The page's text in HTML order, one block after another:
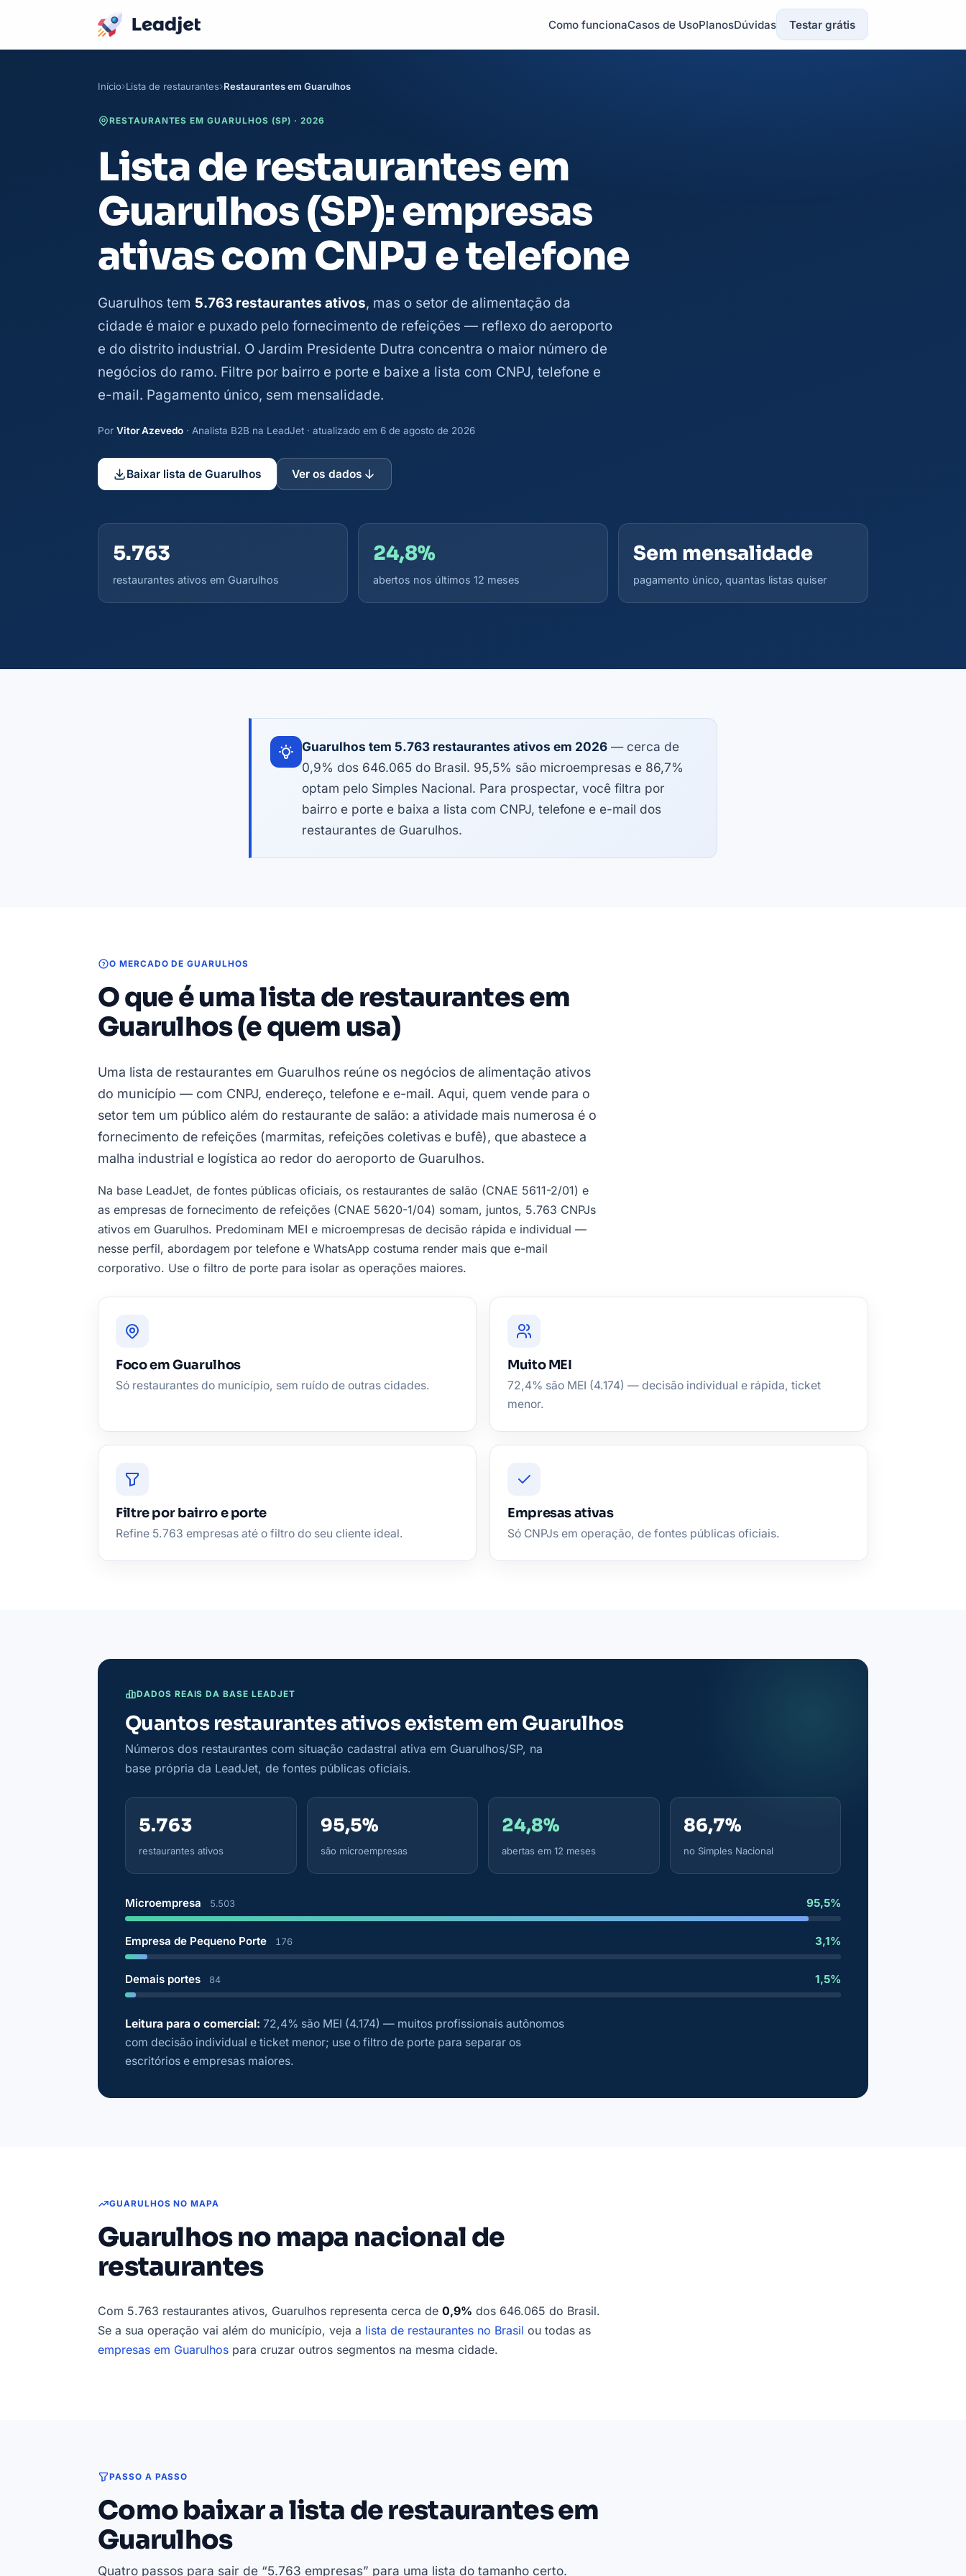
Como funcionaCasos de UsoPlanosDúvidas Testar grátis
Início Lista de restaurantes Restaurantes em Guarulhos
RESTAURANTES EM GUARULHOS (SP) · 2026
Lista de restaurantes em
Guarulhos (SP): empresas
ativas com CNPJ e telefone
Guarulhos tem 5.763 restaurantes ativos, mas o setor de alimentação da
cidade é maior e puxado pelo fornecimento de refeições — reflexo do aeroporto
e do distrito industrial. O Jardim Presidente Dutra concentra o maior número de
negócios do ramo. Filtre por bairro e porte e baixe a lista com CNPJ, telefone e
e-mail. Pagamento único, sem mensalidade.
Por Vitor Azevedo · Analista B2B na LeadJet · atualizado em 6 de agosto de 2026
Baixar lista de Guarulhos Ver os dados
5.763
restaurantes ativos em Guarulhos
24,8%
abertos nos últimos 12 meses
Sem mensalidade
pagamento único, quantas listas quiser
Guarulhos tem 5.763 restaurantes ativos em 2026 — cerca de
0,9% dos 646.065 do Brasil. 95,5% são microempresas e 86,7%
optam pelo Simples Nacional. Para prospectar, você filtra por
bairro e porte e baixa a lista com CNPJ, telefone e e-mail dos
restaurantes de Guarulhos.
O MERCADO DE GUARULHOS
O que é uma lista de restaurantes em
Guarulhos (e quem usa)
Uma lista de restaurantes em Guarulhos reúne os negócios de alimentação ativos
do município — com CNPJ, endereço, telefone e e-mail. Aqui, quem vende para o
setor tem um público além do restaurante de salão: a atividade mais numerosa é o
fornecimento de refeições (marmitas, refeições coletivas e bufê), que abastece a
malha industrial e logística ao redor do aeroporto de Guarulhos.
Na base LeadJet, de fontes públicas oficiais, os restaurantes de salão (CNAE 5611-2/01) e
as empresas de fornecimento de refeições (CNAE 5620-1/04) somam, juntos, 5.763 CNPJs
ativos em Guarulhos. Predominam MEI e microempresas de decisão rápida e individual —
nesse perfil, abordagem por telefone e WhatsApp costuma render mais que e-mail
corporativo. Use o filtro de porte para isolar as operações maiores.
Foco em Guarulhos
Só restaurantes do município, sem ruído de outras cidades.
Muito MEI
72,4% são MEI (4.174) — decisão individual e rápida, ticket
menor.
Filtre por bairro e porte
Refine 5.763 empresas até o filtro do seu cliente ideal.
Empresas ativas
Só CNPJs em operação, de fontes públicas oficiais.
DADOS REAIS DA BASE LEADJET
Quantos restaurantes ativos existem em Guarulhos
Números dos restaurantes com situação cadastral ativa em Guarulhos/SP, na
base própria da LeadJet, de fontes públicas oficiais.
5.763
restaurantes ativos
95,5%
são microempresas
24,8%
abertas em 12 meses
86,7%
no Simples Nacional
Microempresa 5.503 95,5%
Empresa de Pequeno Porte 176 3,1%
Demais portes 84 1,5%
Leitura para o comercial: 72,4% são MEI (4.174) — muitos profissionais autônomos
com decisão individual e ticket menor; use o filtro de porte para separar os
escritórios e empresas maiores.
GUARULHOS NO MAPA
Guarulhos no mapa nacional de
restaurantes
Com 5.763 restaurantes ativos, Guarulhos representa cerca de 0,9% dos 646.065 do Brasil.
Se a sua operação vai além do município, veja a lista de restaurantes no Brasil ou todas as
empresas em Guarulhos para cruzar outros segmentos na mesma cidade.
PASSO A PASSO
Como baixar a lista de restaurantes em
Guarulhos
Quatro passos para sair de “5.763 empresas” para uma lista do tamanho certo.